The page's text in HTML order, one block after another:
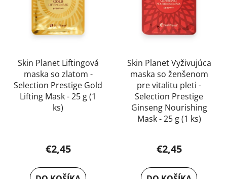
Skin Planet Liftingová
maska so zlatom -
Selection Prestige Gold
Lifting Mask - 25 g (1
ks)
produktu
je
€2,45
Skin Planet Vyživujúca
maska so ženšenom
pre vitalitu pleti -
Selection Prestige
Ginseng Nourishing
Mask - 25 g (1 ks)
€2,45